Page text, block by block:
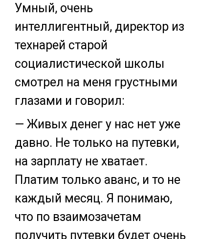
Умный, очень
интеллигентный, директор из
технарей старой
социалистической школы
смотрел на меня грустными
глазами и говорил:
— Живых денег у нас нет уже
давно. Не только на путевки,
на зарплату не хватает.
Платим только аванс, и то не
каждый месяц. Я понимаю,
что по взаимозачетам
получить путевки будет очень